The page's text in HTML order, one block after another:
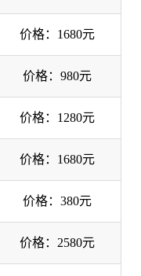
价格：1680元
价格：980元
价格：1280元
价格：1680元
价格：380元
价格：2580元